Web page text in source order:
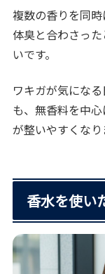
複数の香りを同時
体臭と合わさっ
いです。
ワキガが気にな
も、無香料を中
が整いやすくなり
香水を使い